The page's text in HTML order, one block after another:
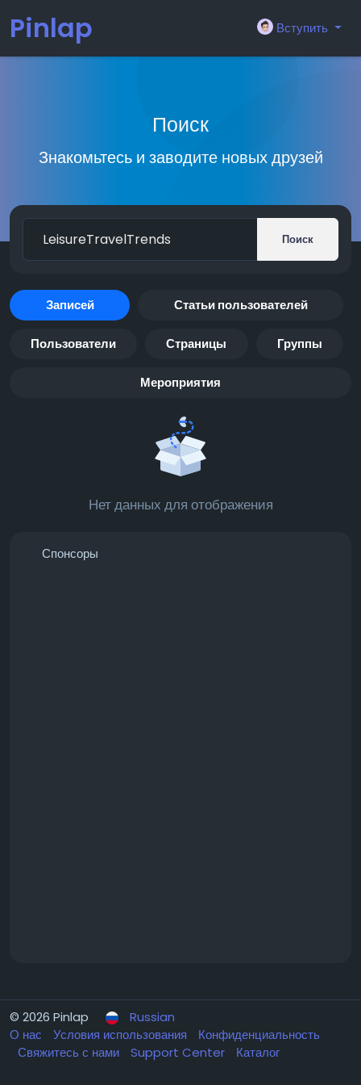
Pinlap Вступить
Поиск
Знакомьтесь и заводите новых друзей
Поиск
Записей Статьи пользователей
Пользователи Страницы Группы
Мероприятия
Нет данных для отображения
Спонсоры
© 2026 Pinlap
Russian
О нас
Условия использования
Конфиденциальность
Свяжитесь с нами
Support Center Каталог